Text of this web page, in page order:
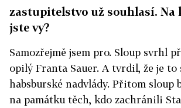
zastupitelstvo už souhlasí. Na
jste vy?
Samozřejmě jsem pro. Sloup svrhl
opilý Franta Sauer. A tvrdil, že je to
habsburské nadvlády. Přitom sloup
na památku těch, kdo zachránili